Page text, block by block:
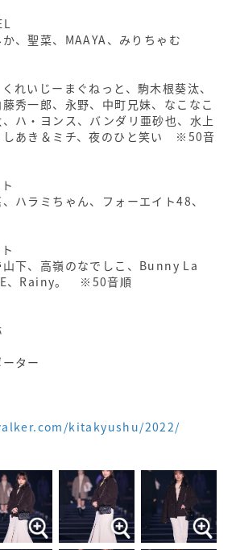
、聖菜、MAAYA、みりちゃむ
れいじーまぐねっと、駒木根葵汰、
秀一郎、永野、中町兄妹、なこなこ
ハ・ヨンス、バンダリ亜砂也、水上
しあき＆ミチ、夜のひと笑い ※50音
ハラミちゃん、フォーエイト48、
下、高嶺のなでしこ、Bunny La
、Rainy。 ※50音順
ター
kitakyushu/2022/